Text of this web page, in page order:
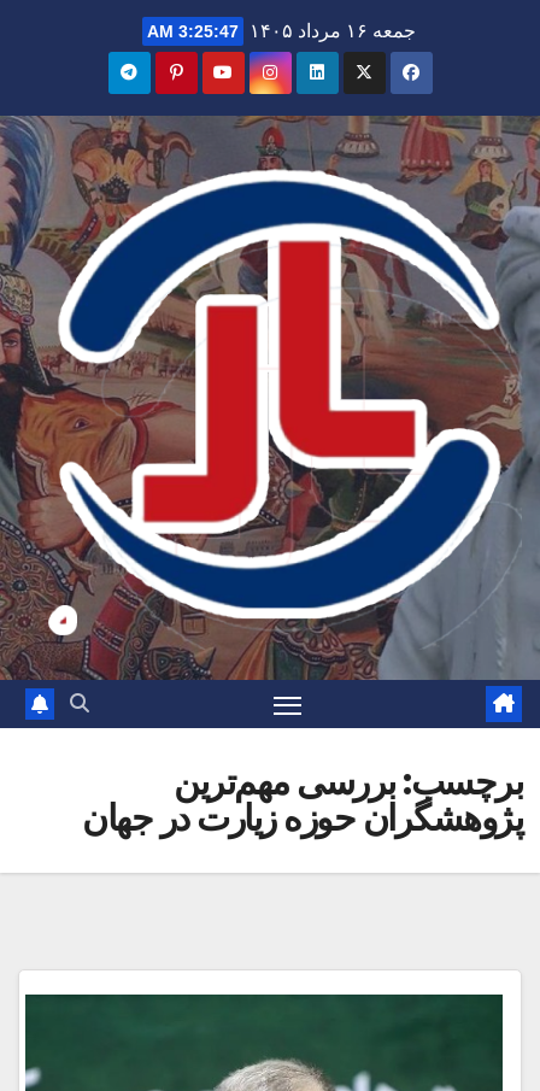
جمعه ۱۶ مرداد ۱۴۰۵ 3:25:49 AM
برچسب:بررسی مهم‌ترین
پژوهشگران حوزه زیارت در جهان